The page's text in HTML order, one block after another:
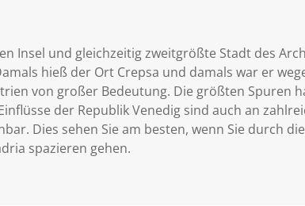
Insel und gleichzeitig zweitgrößte Stadt des
hieß der Ort Crepsa und damals war er
von großer Bedeutung. Die größten Spuren
der Republik Venedig sind auch an
Dies sehen Sie am besten, wenn Sie durch
spazieren gehen.